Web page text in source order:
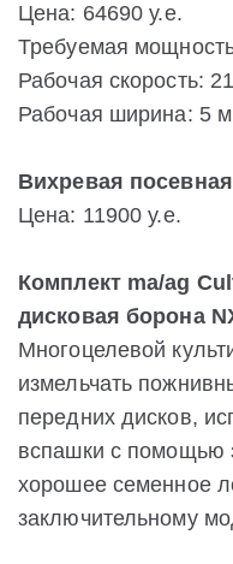
Цена: 64690 у.е.
Требуемая
Рабочая скорость:
Рабочая ширина: 5 м
Вихревая
Цена: 11900 у.е.
Комплект ma/ag
дисковая борона
Многоцелевой
измельчать
передних дисков,
вспашки с помощью
хорошее семенное
заключительному